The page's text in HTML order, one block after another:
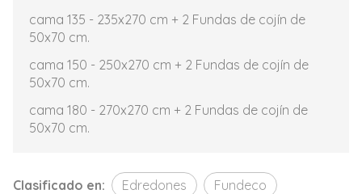
cama 135 - 235x270 cm + 2 Fundas de cojín de
50x70 cm.
cama 150 - 250x270 cm + 2 Fundas de cojín de
50x70 cm.
cama 180 - 270x270 cm + 2 Fundas de cojín de
50x70 cm.
Clasificado en: Edredones Fundeco